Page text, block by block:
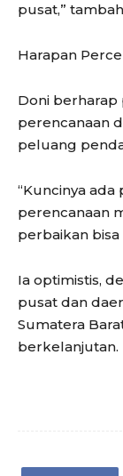
pusat,”
Harapan
Doni berharap
perencanaan
peluang
“Kuncinya ada
perencanaan
perbaikan bisa
Ia optimistis,
pusat dan
Sumatera
berkelanjutan.